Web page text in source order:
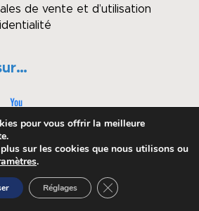
de vente et d’utilisation
enchères
pour vous offrir la meilleure
sur les cookies que nous utilisons ou
.
Réglages Fermer la bannière